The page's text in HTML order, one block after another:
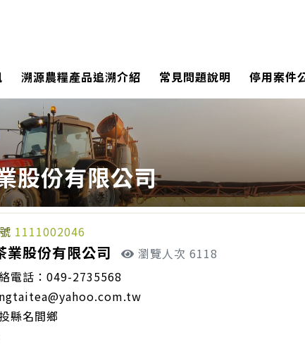
溯源農糧產品追溯介紹 常見問題說明
停用案件
股份有限公司
1111002046
業股份有限公司
瀏覽人次 6118
電話：049-2735568
縣名間鄉